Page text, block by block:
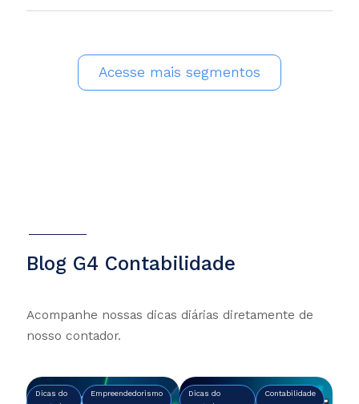
Acesse mais segmentos
Blog G4 Contabilidade
Acompanhe nossas dicas diárias diretamente de
nosso contador.
Dicas do
Empreendedorismo
Dicas do
Contabilidade